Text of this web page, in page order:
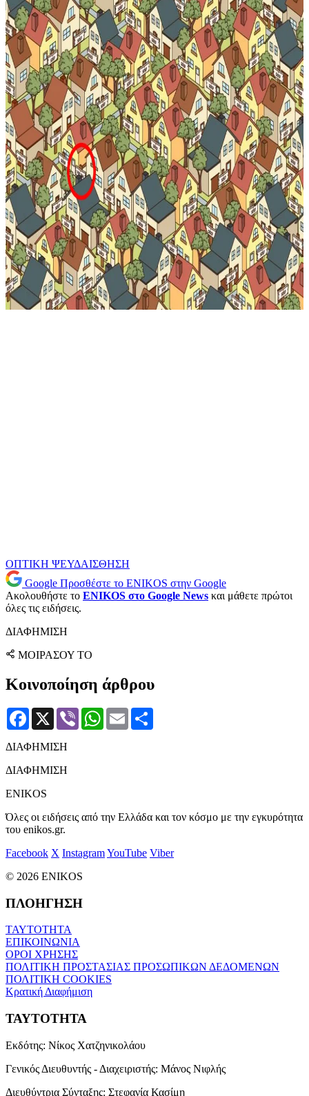
ΟΠΤΙΚΗ ΨΕΥΔΑΙΣΘΗΣΗ
Google Προσθέστε το ENIKOS στην Google
Ακολουθήστε το ENIKOS στο Google News και μάθετε πρώτοι
όλες τις ειδήσεις.
ΔΙΑΦΗΜΙΣΗ
ΜΟΙΡΑΣΟΥ ΤΟ
Κοινοποίηση άρθρου
Facebook
X Viber WhatsApp
Email
ΔΙΑΦΗΜΙΣΗ
ΔΙΑΦΗΜΙΣΗ
ENIKOS
Όλες οι ειδήσεις από την Ελλάδα και τον κόσμο με την εγκυρότητα
του enikos.gr.
Facebook X InstagramYouTube Viber
© 2026 ENIKOS
ΠΛΟΗΓΗΣΗ
ΤΑΥΤΟΤΗΤΑ
ΕΠΙΚΟΙΝΩΝΙΑ
ΟΡΟΙ ΧΡΗΣΗΣ
ΠΟΛΙΤΙΚΗ ΠΡΟΣΤΑΣΙΑΣ ΠΡΟΣΩΠΙΚΩΝ ΔΕΔΟΜΕΝΩΝ
ΠΟΛΙΤΙΚΗ COOKIES
Κρατική Διαφήμιση
ΤΑΥΤΟΤΗΤΑ
Εκδότης: Νίκος Χατζηνικολάου
Γενικός Διευθυντής - Διαχειριστής: Μάνος Νιφλής
Διευθύντρια Σύνταξης: Στεφανία Κασίμη